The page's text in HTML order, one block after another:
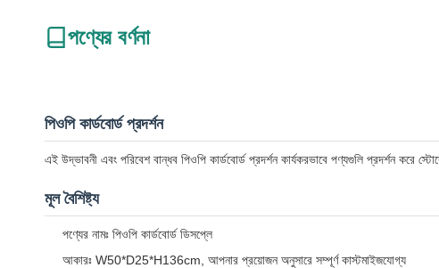
পণ্যের বর্ণনা
পিওপি কার্ডবোর্ড প্রদর্শন
এই উদ্ভাবনী এবং পরিবেশ বান্ধব পিওপি কার্ডবোর্ড প্রদর্শন কার্যকরভাবে পণ্যগুলি প্রদর্শন করে
মূল বৈশিষ্ট্য
পণ্যের নামঃ পিওপি কার্ডবোর্ড ডিসপ্লে
আকারঃ W50*D25*H136cm, আপনার প্রয়োজন অনুসারে সম্পূর্ণ কাস্টমাইজযোগ্য